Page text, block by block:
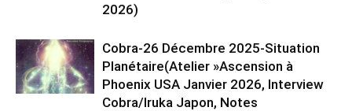
2026)
Cobra-26 Décembre 2025-Situation
Planétaire(Atelier »Ascension à
Phoenix USA Janvier 2026, Interview
Cobra/Iruka Japon, Notes